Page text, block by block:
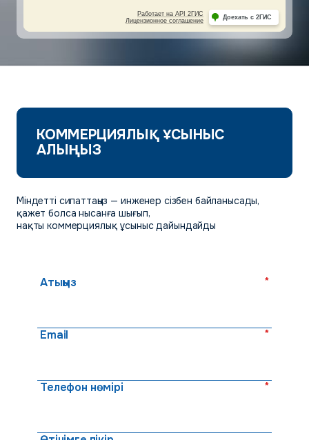
КОММЕРЦИЯЛЫҚ ҰСЫНЫС
АЛЫҢЫЗ
Міндетті сипаттаңыз — инженер сізбен байланысады,
қажет болса нысанға шығып,
нақты коммерциялық ұсыныс дайындайды
Атыңыз *
Email *
Телефон нөмірі *